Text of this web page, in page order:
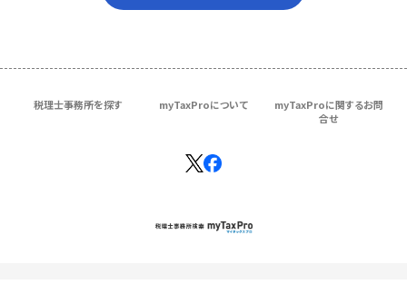
税理士事務所を探す myTaxProについて
myTaxProに関するお問
合せ